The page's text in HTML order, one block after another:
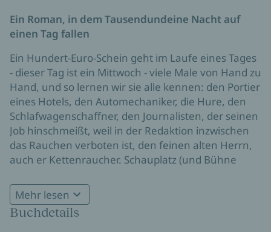
Ein Roman, in dem Tausendundeine Nacht auf
einen Tag fallen
Ein Hundert-Euro-Schein geht im Laufe eines Tages
- dieser Tag ist ein Mittwoch - viele Male von Hand zu
Hand, und so lernen wir sie alle kennen: den Portier
eines Hotels, den Automechaniker, die Hure, den
Schlafwagenschaffner, den Journalisten, der seinen
Job hinschmeißt, weil in der Redaktion inzwischen
das Rauchen verboten ist, den feinen alten Herrn,
auch er Kettenraucher. Schauplatz (und Bühne
der Autor dieser vielen Geschichten Stammgast ist.
Mehr lesen
Buchdetails